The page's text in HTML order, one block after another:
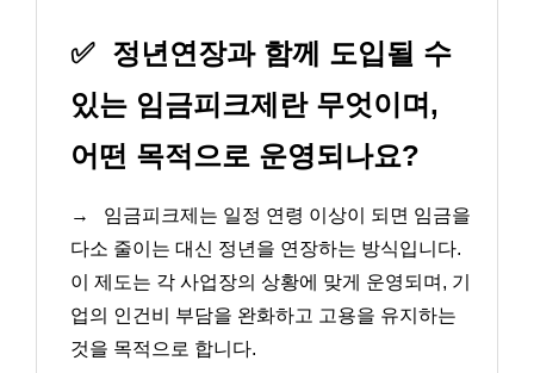
✅ 정년연장과 함께 도입될 수
있는 임금피크제란 무엇이며,
어떤 목적으로 운영되나요?
→
임금피크제는 일정 연령 이상이 되면 임금을
다소 줄이는 대신 정년을 연장하는 방식입니다.
이 제도는 각 사업장의 상황에 맞게 운영되며, 기
업의 인건비 부담을 완화하고 고용을 유지하는
것을 목적으로 합니다.